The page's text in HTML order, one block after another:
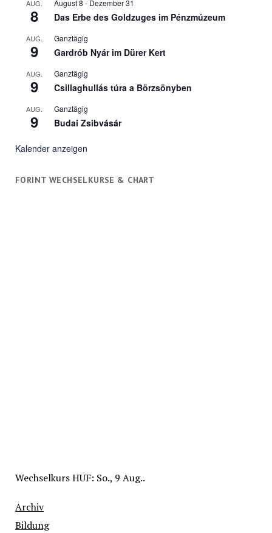
AUG.
8
August 8 - Dezember 31
Das Erbe des Goldzuges im Pénzmúzeum
AUG.
9
Ganztägig
Gardrób Nyár im Dürer Kert
AUG.
9
Ganztägig
Csillaghullás túra a Börzsönyben
AUG.
9
Ganztägig
Budai Zsibvásár
Kalender anzeigen
FORINT WECHSELKURSE & CHART
WechselkursHUF: So., 9 Aug..
Archiv
Bildung